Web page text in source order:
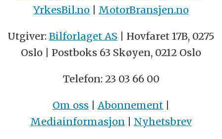
YrkesBil.no | MotorBransjen.no
Utgiver: Bilforlaget AS | Hovfaret 17B, 0275
Oslo | Postboks 63 Skøyen, 0212 Oslo
Telefon: 23 03 66 00
Om oss | Abonnement |
Mediainformasjon | Nyhetsbrev